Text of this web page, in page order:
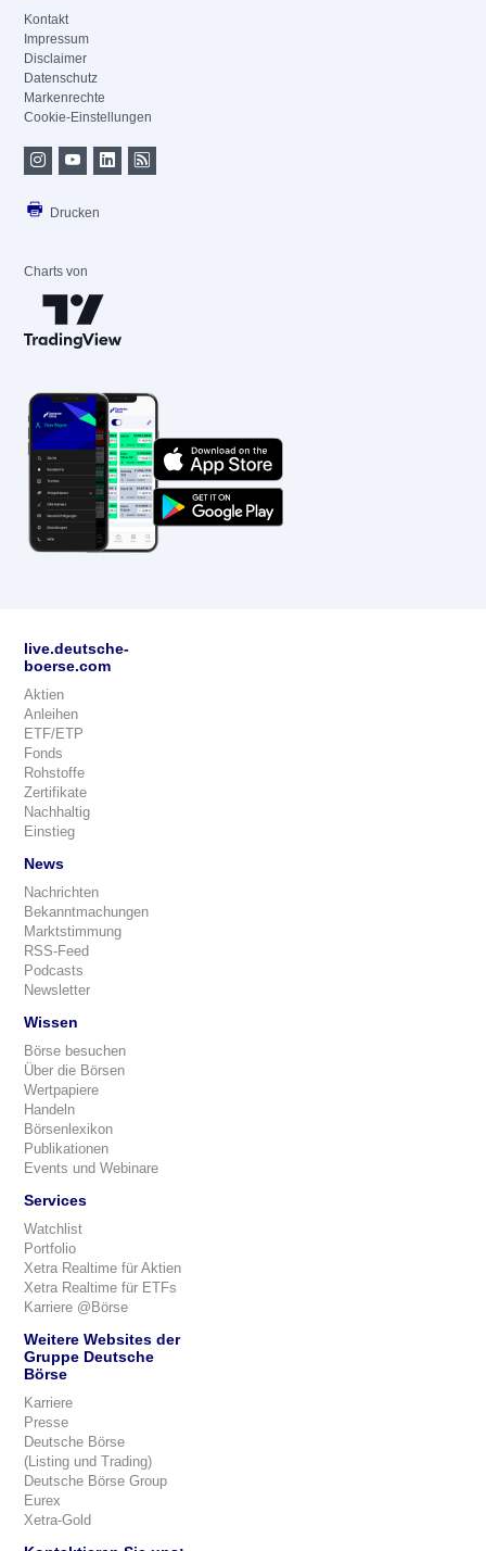
Kontakt
Impressum
Disclaimer
Datenschutz
Markenrechte
Cookie-Einstellungen
Drucken
Charts von
live.deutsche-
boerse.com
Aktien
Anleihen
ETF/ETP
Fonds
Rohstoffe
Zertifikate
Nachhaltig
Einstieg
News
Nachrichten
Bekanntmachungen
Marktstimmung
RSS-Feed
Podcasts
Newsletter
Wissen
Börse besuchen
Über die Börsen
Wertpapiere
Handeln
Börsenlexikon
Publikationen
Events und Webinare
Services
Watchlist
Portfolio
Xetra Realtime für Aktien
Xetra Realtime für ETFs
Karriere @Börse
Weitere Websites der
Gruppe Deutsche
Börse
Karriere
Presse
Deutsche Börse
(Listing und Trading)
Deutsche Börse Group
Eurex
Xetra-Gold